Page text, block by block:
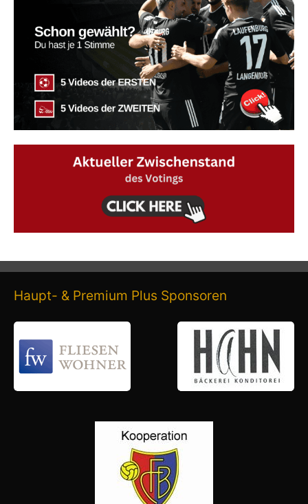
Haupt- & Premium Plus Sponsoren